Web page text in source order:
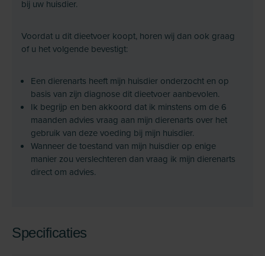
bij uw huisdier.
Voordat u dit dieetvoer koopt, horen wij dan ook graag
of u het volgende bevestigt:
Een dierenarts heeft mijn huisdier onderzocht en op
basis van zijn diagnose dit dieetvoer aanbevolen.
Ik begrijp en ben akkoord dat ik minstens om de 6
maanden advies vraag aan mijn dierenarts over het
gebruik van deze voeding bij mijn huisdier.
Wanneer de toestand van mijn huisdier op enige
manier zou verslechteren dan vraag ik mijn dierenarts
direct om advies.
Specificaties